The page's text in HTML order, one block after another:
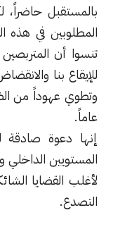
حاضراً، لكن الشك
في هذه المرحلة
المتربصين من
والانقضاض على
من الظلام
صادقة لمراجعة
الداخلي والخارجي،
الشائكة، من